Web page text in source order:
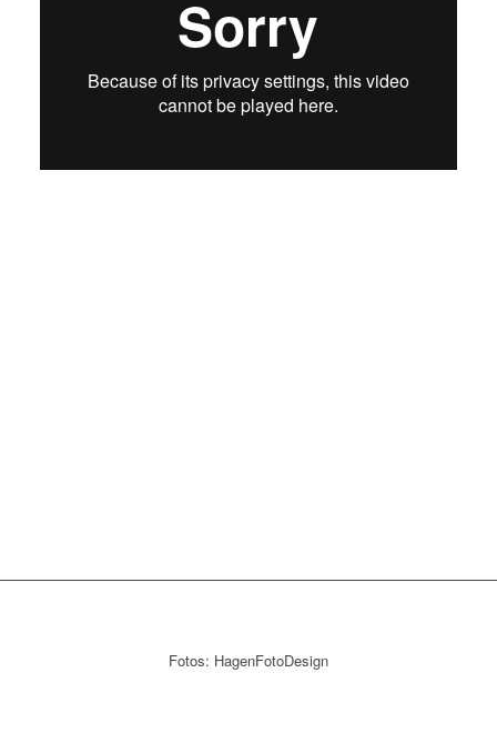
Fotos: HagenFotoDesign